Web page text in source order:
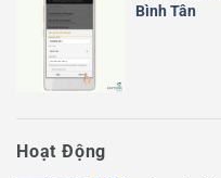
Bình Tân
Hoạt Động